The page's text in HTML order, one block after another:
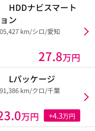
HDDナビスマート
ン
km/シロ/愛知
27.8万円
Lパッケージ
km/クロ/千葉
万円 +4.3万円